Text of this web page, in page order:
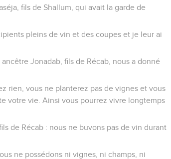
fils de Shallum, qui avait la garde de
pleins de vin et des coupes et je leur ai
Jonadab, fils de Récab, nous a donné
rien, vous ne planterez pas de vignes et vous
votre vie. Ainsi vous pourrez vivre longtemps
de Récab : nous ne buvons pas de vin durant
ne possédons ni vignes, ni champs, ni